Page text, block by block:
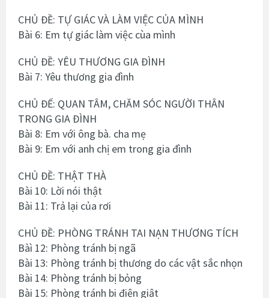
CHỦ ĐỀ: TỰ GIÁC VÀ LÀM VIỆC CỦA MÌNH
Bài 6: Em tự giác làm việc cùa mình
CHỦ ĐỀ: YÊU THƯƠNG GIA ĐÌNH
Bài 7: Yêu thương gia đình
CHỦ ĐẾ: QUAN TÂM, CHĂM SÓC NGƯỜI THÂN
TRONG GIA ĐÌNH
Bài 8: Em với ông bà. cha mẹ
Bài 9: Em với anh chị em trong gia đình
CHỦ ĐỀ: THẬT THÀ
Bài 10: Lời nói thật
Bài 11: Trả lại của rơi
CHỦ ĐỀ: PHÒNG TRÁNH TAI NẠN THƯƠNG TÍCH
Bàì 12: Phòng tránh bị ngã
Bài 13: Phòng tránh bị thương do các vật sắc nhọn
Bài 14: Phòng tránh bị bỏng
Bài 15: Phòng tránh bi điện giật